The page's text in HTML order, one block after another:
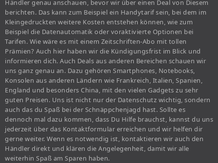
Händler genau anschauen, bevor wir über einen Deal von Diesem
berichten. Das kann zum Beispiel ein Handytarif sein, bei dem im
Kleingedruckten weitere Kosten entstehen können, wie zum
Beispiel die Datenautomatik oder voraktivierte Optionen bei
Tarifen. Wie wäre es mit einem Zeitschriften-Abo mit tollen
Prämien? Auch hier haben wir die Kündigungsfrist im Blick und
informieren dich. Auch Deals aus anderen Bereichen schauen wir
uns ganz genau an. Dazu gehören Smartphones, Notebooks,
Konsolen aus anderen Ländern wie Frankreich, Italien, Spanien,
England und besonders China, mit den vielen Gadgets zu sehr
guten Preisen. Uns ist nicht nur der Datenschutz wichtig, sondern
auch das du Spaß bei der Schnäppchenjagd hast. Sollte es
dennoch mal dazu kommen, dass Du Hilfe brauchst, kannst du uns
jederzeit über das Kontaktformular erreichen und wir helfen dir
gerne weiter. Wenn es notwendig ist, kontaktieren wir auch den
Händler direkt und klären die Angelegenheit, damit wir alle
weiterhin Spaß am Sparen haben.